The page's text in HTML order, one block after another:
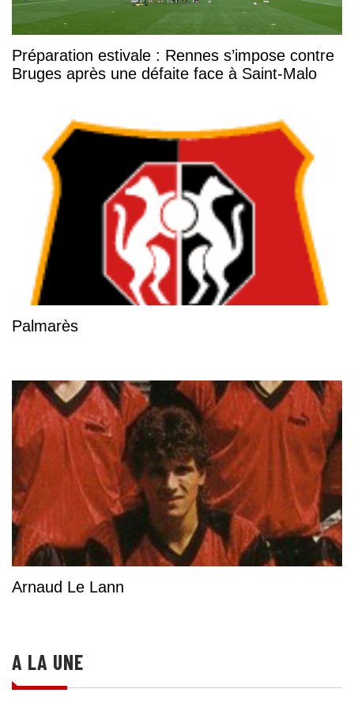
Préparation estivale : Rennes s’impose contre
Bruges après une défaite face à Saint-Malo
Palmarès
Arnaud Le Lann
A LA UNE